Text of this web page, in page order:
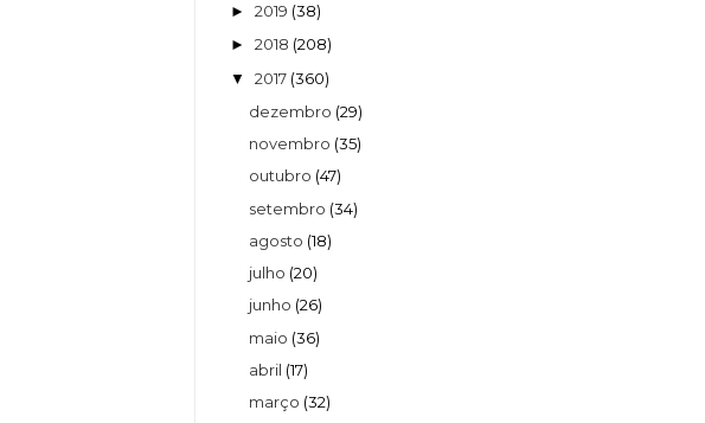
► 2019 (38)
► 2018 (208)
▼ 2017 (360)
dezembro (29)
novembro (35)
outubro (47)
setembro (34)
agosto (18)
julho (20)
junho (26)
maio (36)
abril (17)
março (32)